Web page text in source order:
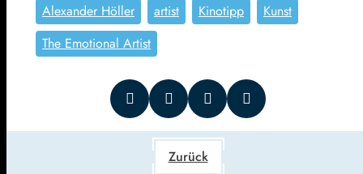
Alexander Höller artist Kinotipp
Kunst
The Emotional Artist
Zurück